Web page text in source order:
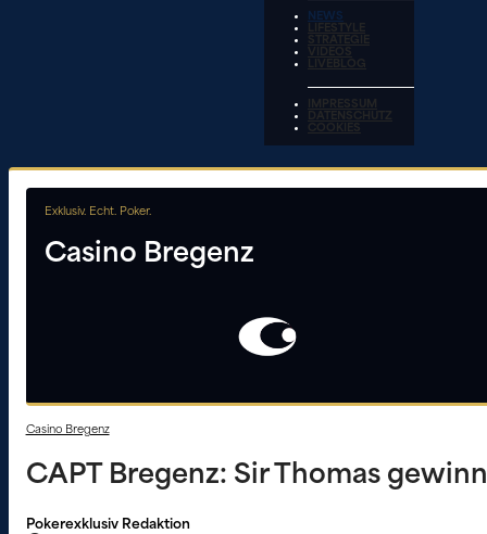
NEWS
LIFESTYLE
STRATEGIE
VIDEOS
LIVEBLOG
IMPRESSUM
DATENSCHUTZ
COOKIES
Exklusiv. Echt. Poker.
Casino Bregenz
Casino Bregenz
CAPT Bregenz: Sir Thomas
Pokerexklusiv Redaktion